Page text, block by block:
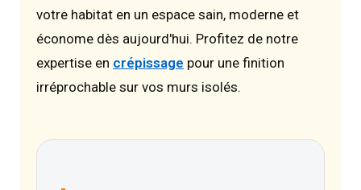
votre habitat en un espace sain, moderne et
économe dès aujourd'hui. Profitez de notre
expertise en crépissage pour une finition
irréprochable sur vos murs isolés.